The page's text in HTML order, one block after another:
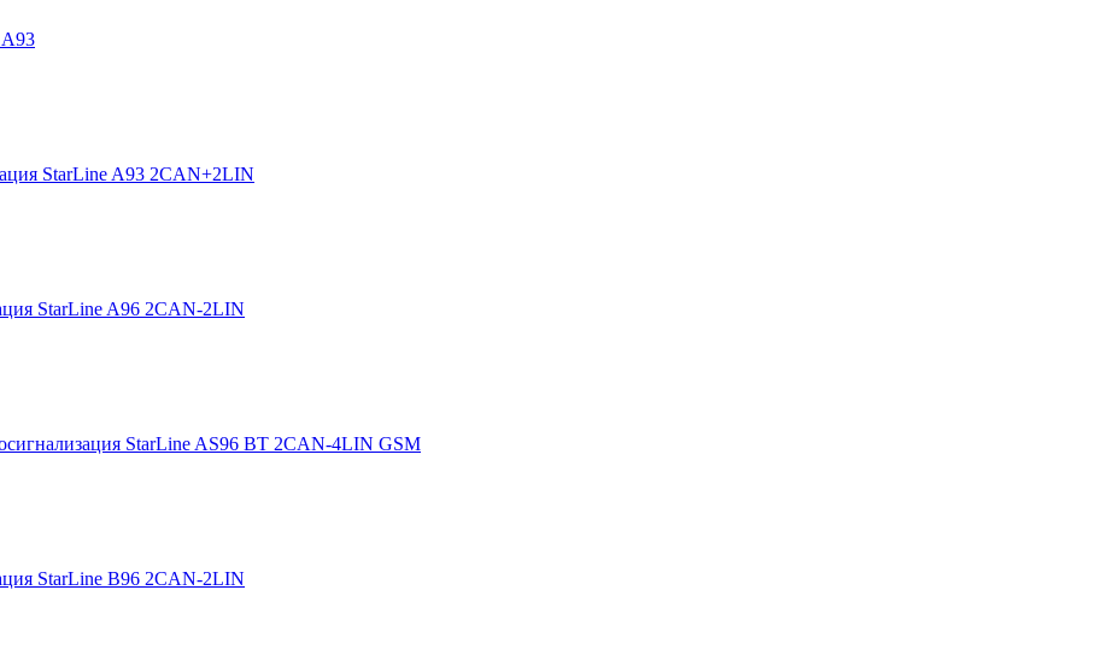
A93
StarLine A93 2CAN+2LIN
StarLine A96 2CAN-2LIN
StarLine AS96 BT 2CAN-4LIN GSM
StarLine B96 2CAN-2LIN